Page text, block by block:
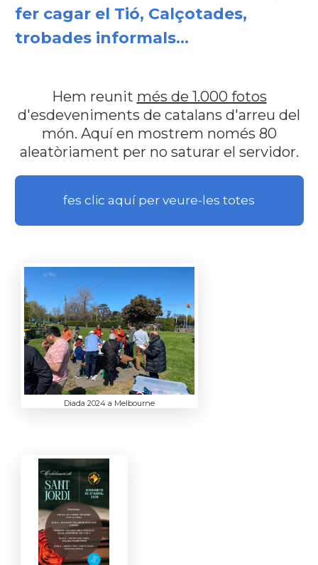
fer cagar el Tió, Calçotades,
trobades informals...
Hem reunit més de 1.000 fotos
d'esdeveniments de catalans d'arreu del
món. Aquí en mostrem només 80
aleatòriament per no saturar el servidor.
fes clic aquí per veure-les totes
Diada 2024 a Melbourne